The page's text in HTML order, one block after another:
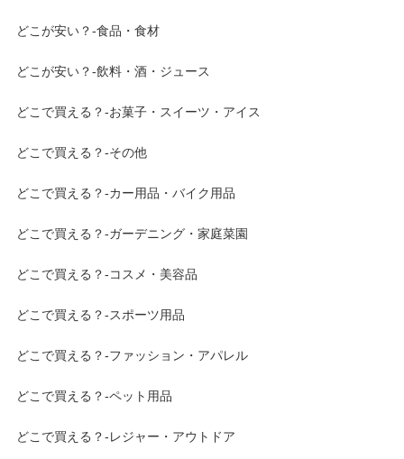
どこが安い？-食品・食材
どこが安い？-飲料・酒・ジュース
どこで買える？-お菓子・スイーツ・アイス
どこで買える？-その他
どこで買える？-カー用品・バイク用品
どこで買える？-ガーデニング・家庭菜園
どこで買える？-コスメ・美容品
どこで買える？-スポーツ用品
どこで買える？-ファッション・アパレル
どこで買える？-ペット用品
どこで買える？-レジャー・アウトドア